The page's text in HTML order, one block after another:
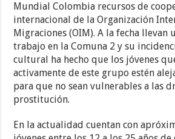
Mundial Colombia recursos de
internacional de la Organización
Migraciones (OIM). A la fecha llevan
trabajo en la Comuna 2 y su
cultural ha hecho que los jóvenes
activamente de este grupo estén
para que no sean vulnerables a las
prostitución.
En la actualidad cuentan con